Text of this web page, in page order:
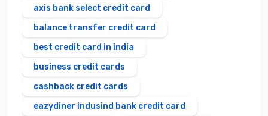
axis bank select credit card
balance transfer credit card
best credit card in india
business credit cards
cashback credit cards
eazydiner indusind bank credit card